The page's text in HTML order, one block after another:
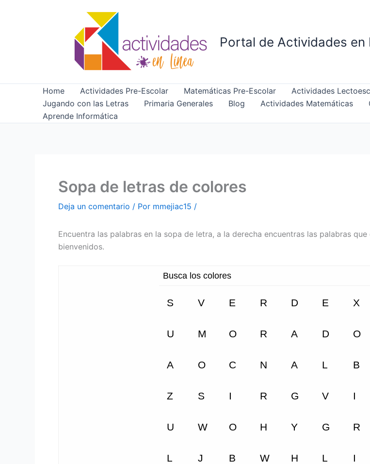
Portal de Actividades
Home Actividades Pre-Escolar Matemáticas Pre-Escolar Actividades
Jugando con las Letras
Primaria Generales Blog Actividades Matemáticas
Aprende Informática
Sopa de letras de colores
Deja un comentario / Por mmejiac15 /
Encuentra las palabras en la sopa de letra, a la derecha encuentras las palabras
bienvenidos.